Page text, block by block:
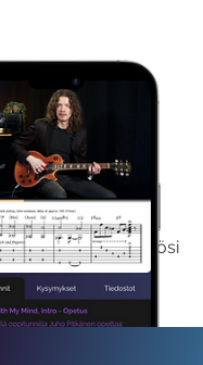
sisältömme käyttöösi